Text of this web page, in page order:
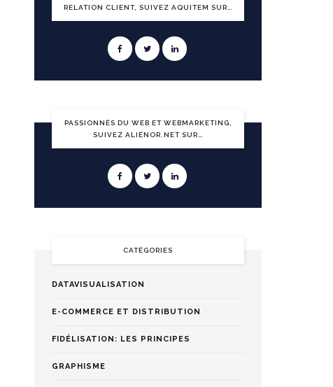
RELATION CLIENT, SUIVEZ AQUITEM SUR…
PASSIONNÉS DU WEB ET WEBMARKETING,
SUIVEZ ALIÉNOR.NET SUR…
CATÉGORIES
DATAVISUALISATION
E-COMMERCE ET DISTRIBUTION
FIDÉLISATION: LES PRINCIPES
GRAPHISME